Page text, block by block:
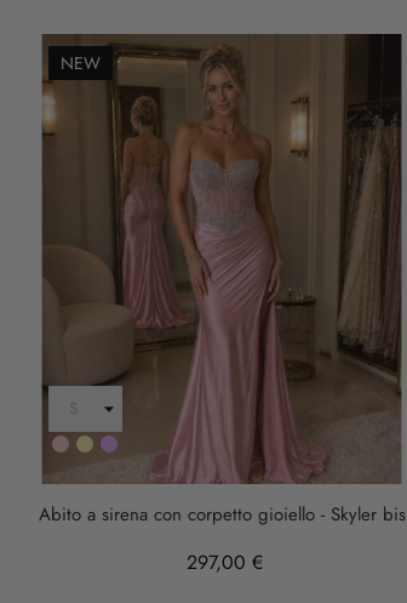
NEW
RosaOroLILLA
Abito a sirena con corpetto gioiello - Skyler bis
297,00 €